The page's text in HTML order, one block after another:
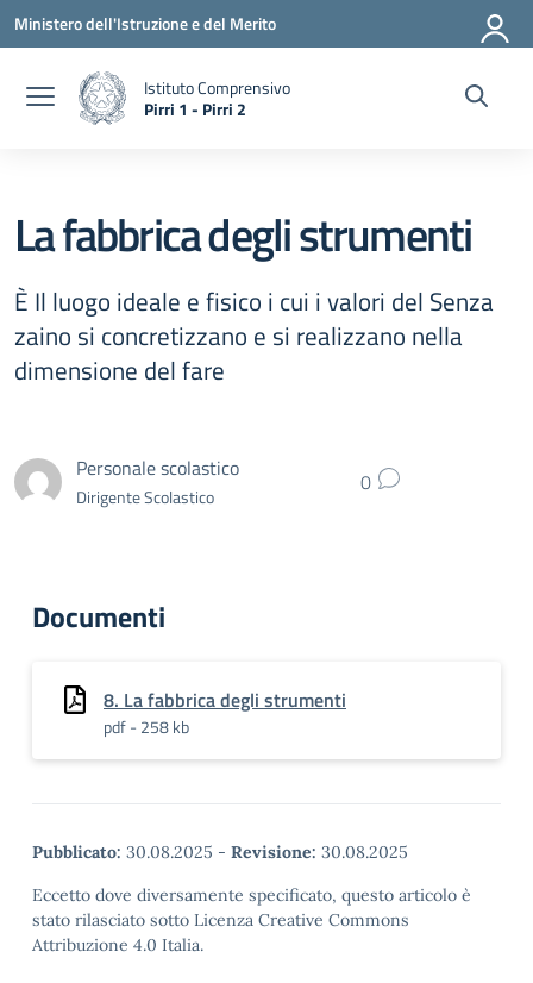
Vai ai contenuti
Vai al menu di navigazione
Vai al footer
Ministero dell'Istruzione e del Merito
Istituto Comprensivo
Pirri 1 - Pirri 2
La fabbrica degli strumenti
È Il luogo ideale e fisico i cui i valori del Senza
zaino si concretizzano e si realizzano nella
dimensione del fare
Personale scolastico
Dirigente Scolastico 0
Documenti
8. La fabbrica degli strumenti
pdf - 258 kb
Pubblicato: 30.08.2025 - Revisione: 30.08.2025
Eccetto dove diversamente specificato, questo articolo è
stato rilasciato sotto Licenza Creative Commons
Attribuzione 4.0 Italia.